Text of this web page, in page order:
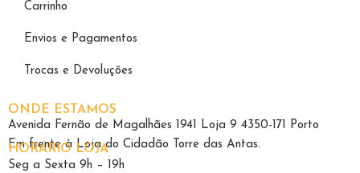
Carrinho
Envios e Pagamentos
Trocas e Devoluções
ONDE ESTAMOS
Avenida Fernão de Magalhães 1941 Loja 9 4350-171 Porto
Em frente à Loja do Cidadão Torre das Antas.
HORÁRIO LOJA
Seg a Sexta 9h – 19h